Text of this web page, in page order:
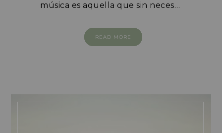
música es aquella que sin neces…
READ MORE